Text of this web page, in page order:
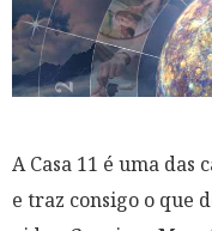
A Casa 11 é uma das
e traz consigo o que